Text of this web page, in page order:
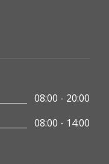
08:00 - 20:00
08:00 - 14:00